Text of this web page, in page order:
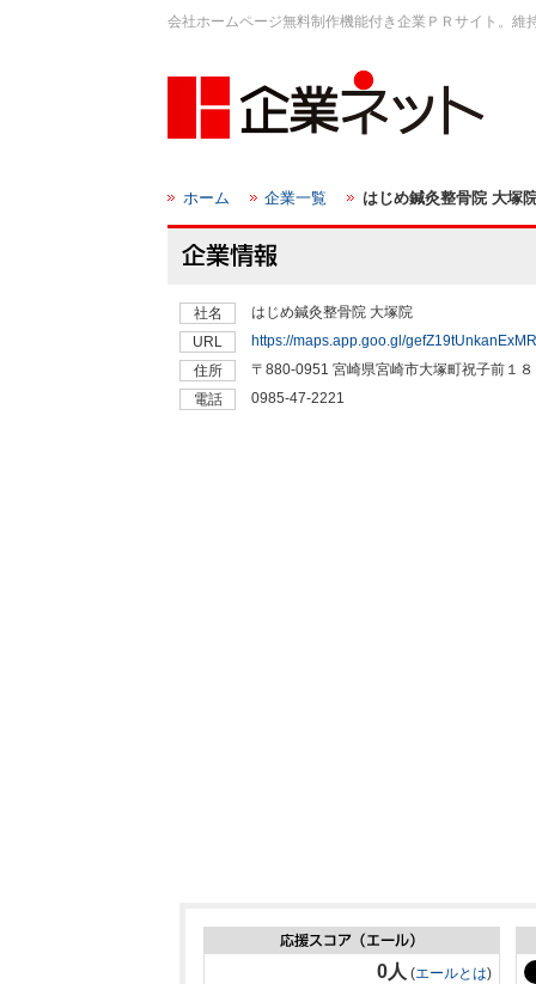
会社ホームページ無料制作機能付き企業ＰＲサイト。
ホーム 企業一覧 はじめ鍼灸整骨院 大塚
社名
はじめ鍼灸整骨院 大塚院
URL
https://maps.app.goo.gl/
住所
〒880-0951 宮崎県宮崎市大塚町祝子前１
電話
0985-47-2221
0人 (エールとは)